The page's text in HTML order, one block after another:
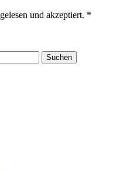
gelesen und akzeptiert. *